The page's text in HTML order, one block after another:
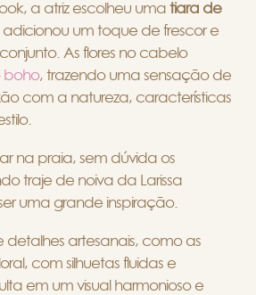
a atriz escolheu uma tiara de
um toque de frescor e
As flores no cabelo
boho, trazendo uma sensação de
com a natureza, características
na praia, sem dúvida os
traje de noiva da Larissa
uma grande inspiração.
artesanais, como as
com silhuetas fluidas e
em um visual harmonioso e